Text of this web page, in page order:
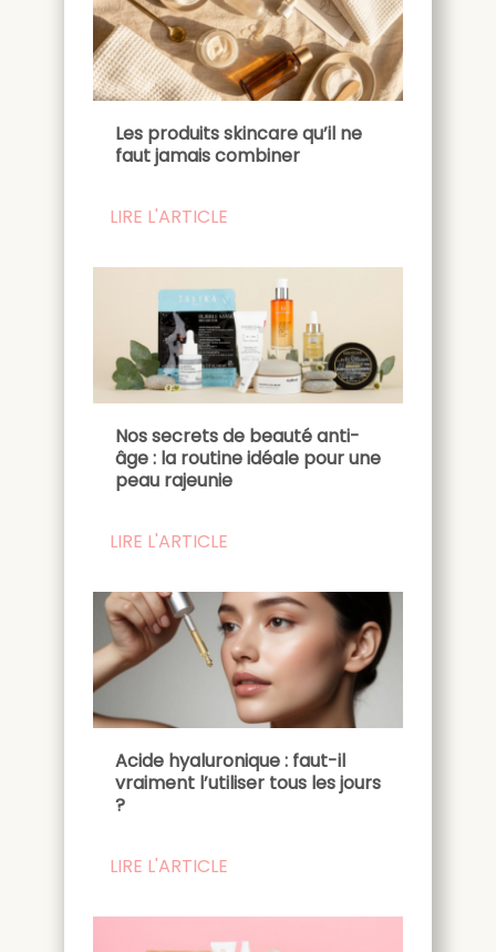
Les produits skincare qu’il ne
faut jamais combiner
LIRE L'ARTICLE
Nos secrets de beauté anti-
âge : la routine idéale pour une
peau rajeunie
LIRE L'ARTICLE
Acide hyaluronique : faut-il
vraiment l’utiliser tous les jours
?
LIRE L'ARTICLE